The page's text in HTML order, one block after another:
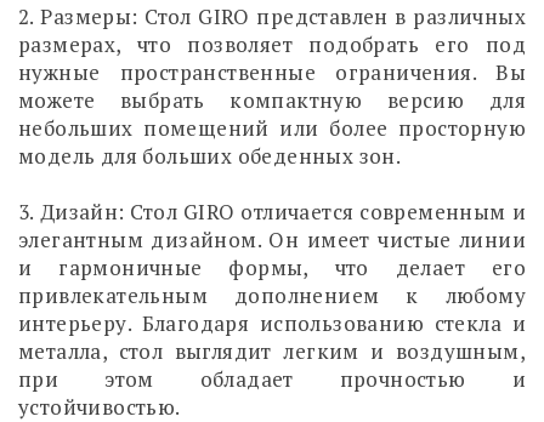
2. Размеры: Стол GIRO представлен в различных
размерах, что позволяет подобрать его под
нужные пространственные ограничения. Вы
можете выбрать компактную версию для
небольших помещений или более просторную
модель для больших обеденных зон.
3. Дизайн: Стол GIRO отличается современным и
элегантным дизайном. Он имеет чистые линии
и гармоничные формы, что делает его
привлекательным дополнением к любому
интерьеру. Благодаря использованию стекла и
металла, стол выглядит легким и воздушным,
при этом обладает прочностью и
устойчивостью.